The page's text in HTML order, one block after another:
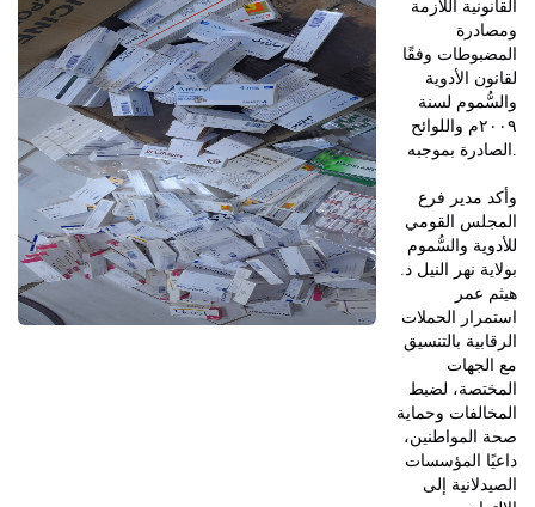
القانونية اللازمة
ومصادرة
المضبوطات وفقًا
لقانون الأدوية
والسُّموم لسنة
٢٠٠٩م واللوائح
الصادرة بموجبه.
وأكد مدير فرع
المجلس القومي
للأدوية والسُّموم
بولاية نهر النيل د.
هيثم عمر
استمرار الحملات
الرقابية بالتنسيق
مع الجهات
المختصة، لضبط
المخالفات وحماية
صحة المواطنين،
داعيًا المؤسسات
الصيدلانية إلى